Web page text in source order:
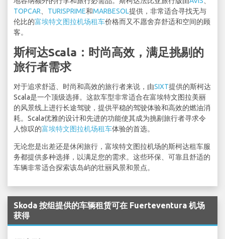
TOPCAR
TURISPRIME和MARBESOL提供，非常适合寻找无与
伦比的富埃特文图拉机场租车价格而又不愿舍弃舒适和空间的顾
客。
斯柯达Scala：时尚高效，满足挑剔的
旅行者需求
对于追求舒适、时尚和高效的旅行者来说，由SIXT提供的斯柯达
Scala是一个顶级选择。这款车型非常适合在富埃特文图拉美丽
的风景线上进行长途驾驶，提供平稳的驾驶体验和高效的燃油消
耗。Scala优雅的设计和先进的功能使其成为挑剔旅行者寻求令
人惊叹的富埃特文图拉机场租车体验的首选。
无论您是出差还是休闲旅行，富埃特文图拉机场的斯柯达租车服
务都提供多种选择，以满足您的需求。这些环保、可靠且舒适的
车辆非常适合探索该岛屿的壮丽风景和景点。
Skoda 按组提供的车辆租赁可在 Fuerteventura 机场
获得